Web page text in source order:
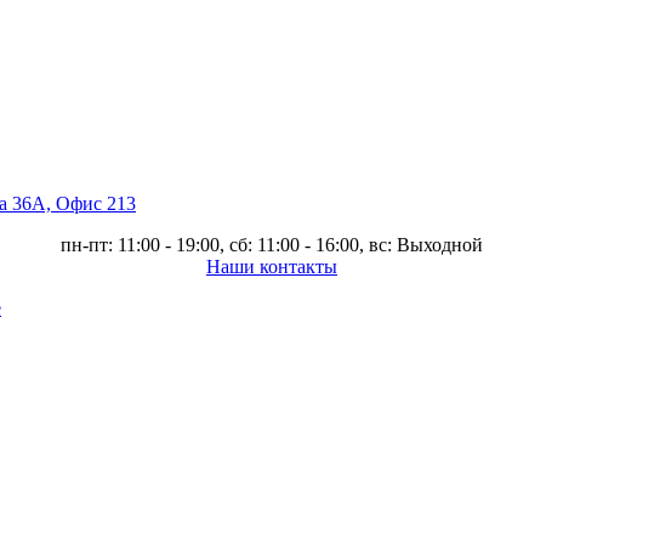
36А, Офис 213
пн-пт: 11:00 - 19:00, сб: 11:00 - 16:00, вс: Выходной
Наши контакты